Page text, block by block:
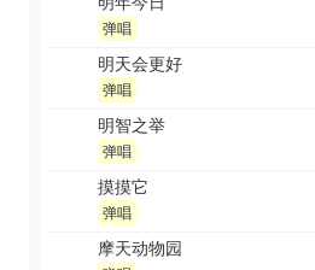
弹唱
明天会更好
弹唱
明智之举
弹唱
摸摸它
弹唱
摩天动物园